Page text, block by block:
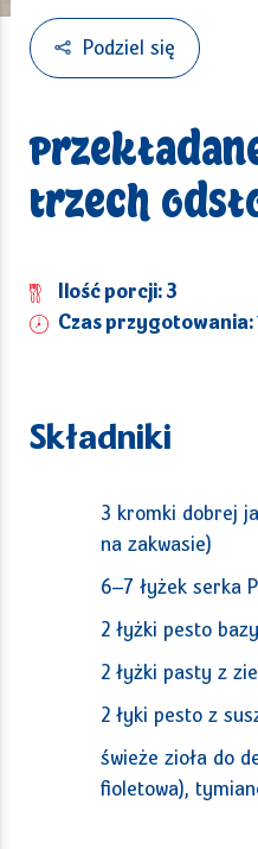
Podziel się
trzech
Ilość porcji: 3
Czas przygotowania:
Składniki
3 kromki dobrej
na zakwasie)
6–7 łyżek serka
2 łyżki pesto
2 łyżki pasty z
2 łyki pesto z
świeże zioła do
fioletowa),